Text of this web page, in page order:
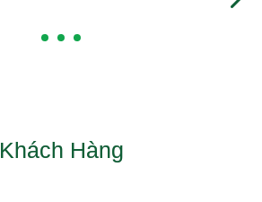
Khách Hàng